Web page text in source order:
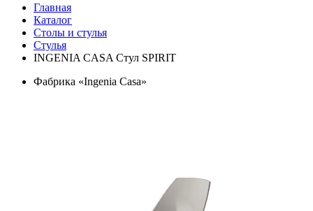
Главная
Каталог
Столы и стулья
Стулья
INGENIA CASA Стул SPIRIT
Фабрика «Ingenia Casa»